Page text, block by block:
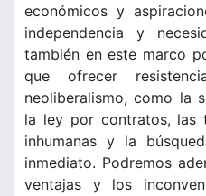
económicos y
independencia y
también en este marco
que ofrecer
neoliberalismo, como la
la ley por contratos, las
inhumanas y la
inmediato. Podremos
ventajas y los